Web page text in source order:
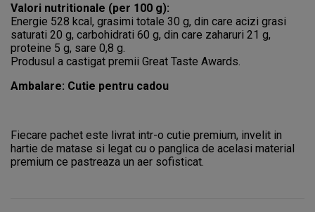
Valori nutritionale (per 100 g):
Energie 528 kcal, grasimi totale 30 g, din care acizi grasi
saturati 20 g, carbohidrati 60 g, din care zaharuri 21 g,
proteine 5 g, sare 0,8 g.
Produsul a castigat premii Great Taste Awards.
Ambalare: Cutie pentru cadou
Fiecare pachet este livrat intr-o cutie premium, invelit in
hartie de matase si legat cu o panglica de acelasi material
premium ce pastreaza un aer sofisticat.